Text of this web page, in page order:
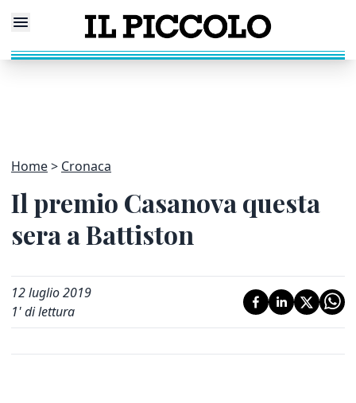
Home Cronaca
Il premio Casanova questa
sera a Battiston
12 luglio 2019
1' di lettura